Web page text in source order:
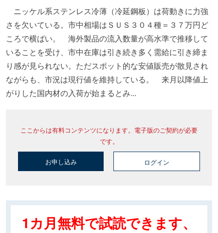
ニッケル系ステンレス冷薄（冷延鋼板）は荷動きに力強
さを欠いている。市中相場はＳＵＳ３０４種＝３７万円ど
ころで横ばい。 海外製品の流入数量が高水準で推移して
いることを受け、市中在庫は引き続き多く需給に引き締ま
り感が見られない。ただスポット的な安値販売が散見され
ながらも、市況は現行値を維持している。 来月以降値上
がりした国内材の入荷が始まるとみ...
ここからは有料コンテンツになります。電子版のご契約が必要
です。
お申し込み ログイン
1カ月無料で試読できます、